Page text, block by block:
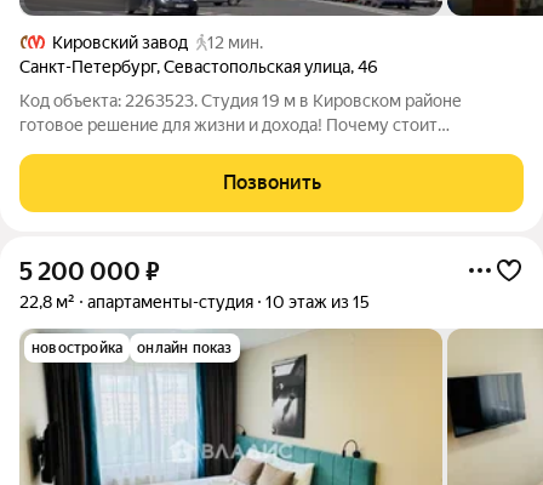
Кировский завод
12 мин.
Санкт-Петербург,Севастопольская улица,46
Код объекта: 2263523. Студия 19 м в Кировском районе
готовое решение для жизни и дохода! Почему стоит
метро всего 10 минут пешком. Такая локация заметно
Позвонить
5 200 000 ₽
22,8 м² апартаменты-студия 10 этаж из 15
новостройка онлайн показ